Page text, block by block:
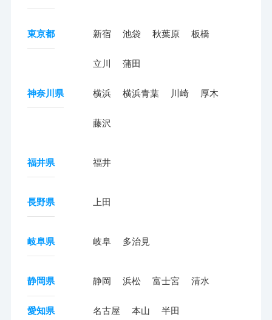
東京都 新宿 池袋 秋葉原 板橋
立川 蒲田
神奈川県 横浜 横浜青葉 川崎 厚木
藤沢
福井県 福井
長野県 上田
岐阜県 岐阜 多治見
静岡県 静岡 浜松 富士宮 清水
愛知県 名古屋 本山 半田